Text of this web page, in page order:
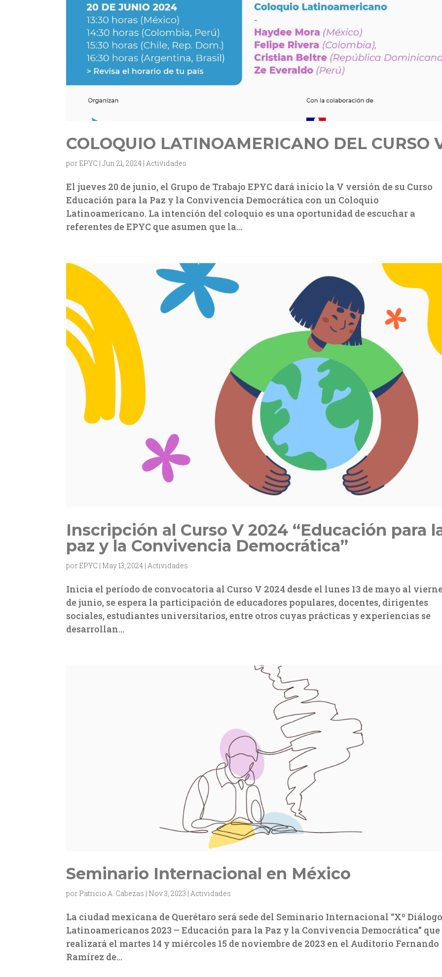
COLOQUIO LATINOAMERICANO DEL CURSO
por EPYC |Jun 21, 2024 |Actividades
El jueves 20 de junio, el Grupo de Trabajo EPYC dará inicio la V versión de su Curso
Educación para la Paz y la Convivencia Democrática con un Coloquio
Latinoamericano. La intención del coloquio es una oportunidad de escuchar a
referentes de EPYC que asumen que la...
Inscripción al Curso V 2024 “Educación para
paz y la Convivencia Democrática”
por EPYC | May 13, 2024 | Actividades
Inicia el período de convocatoria al Curso V 2024 desde el lunes 13 de mayo al
de junio, se espera la participación de educadores populares, docentes, dirigentes
sociales, estudiantes universitarios, entre otros cuyas prácticas y experiencias se
desarrollan...
Seminario Internacional en México
por Patricio A. Cabezas | Nov 3, 2023 |Actividades
La ciudad mexicana de Querétaro será sede del Seminario Internacional “Xº
Latinoamericanos 2023 – Educación para la Paz y la Convivencia Democrática” que
realizará el martes 14 y miércoles 15 de noviembre de 2023 en el Auditorio Fernando
Ramírez de...